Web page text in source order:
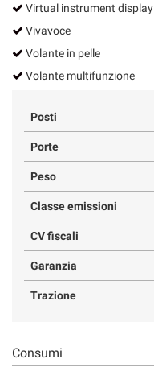
Virtual instrument display
Vivavoce
Volante in pelle
Volante multifunzione
Posti
Porte
Peso
Classe emissioni
CV fiscali
Garanzia
Trazione
Consumi